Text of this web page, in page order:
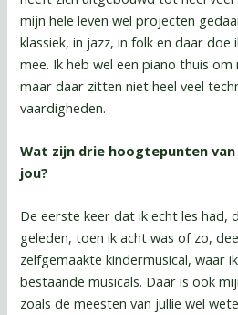
mijn hele leven wel projecten
klassiek, in jazz, in folk en daar doe
mee. Ik heb wel een piano thuis
maar daar zitten niet heel veel
vaardigheden.
Wat zijn drie hoogtepunten
jou?
De eerste keer dat ik echt les had,
geleden, toen ik acht was of zo,
zelfgemaakte kindermusical, waar
bestaande musicals. Daar is ook
zoals de meesten van jullie wel